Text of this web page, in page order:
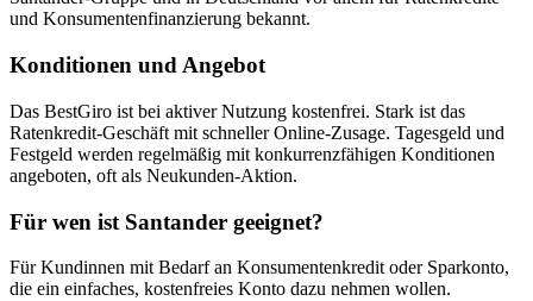
und Konsumentenfinanzierung bekannt.
Konditionen und Angebot
Das BestGiro ist bei aktiver Nutzung kostenfrei. Stark ist das
Ratenkredit-Geschäft mit schneller Online-Zusage. Tagesgeld und
Festgeld werden regelmäßig mit konkurrenzfähigen Konditionen
angeboten, oft als Neukunden-Aktion.
Für wen ist Santander geeignet?
Für Kundinnen mit Bedarf an Konsumentenkredit oder Sparkonto,
die ein einfaches, kostenfreies Konto dazu nehmen wollen.